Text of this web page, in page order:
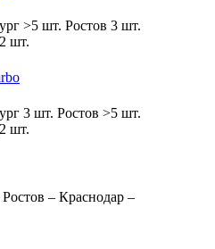
>5 шт. Ростов 3 шт.
2 шт.
3 шт. Ростов >5 шт.
2 шт.
Ростов – Краснодар –